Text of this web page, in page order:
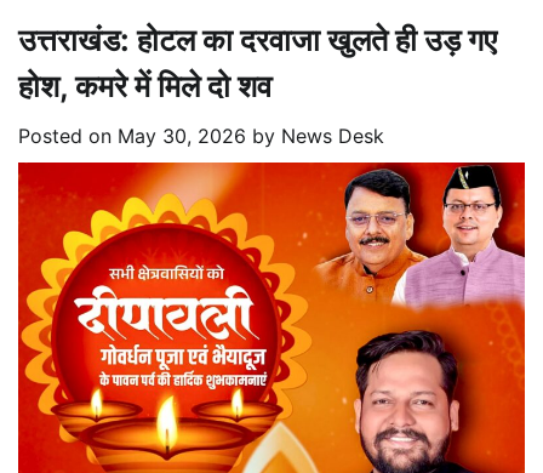
उत्तराखंड: होटल का दरवाजा खुलते ही उड़ गए
होश, कमरे में मिले दो शव
Posted on May 30, 2026 by News Desk